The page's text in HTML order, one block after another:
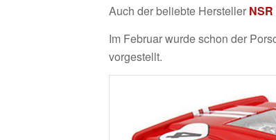
Auch der beliebte Hersteller NSR
Im Februar wurde schon der
vorgestellt.